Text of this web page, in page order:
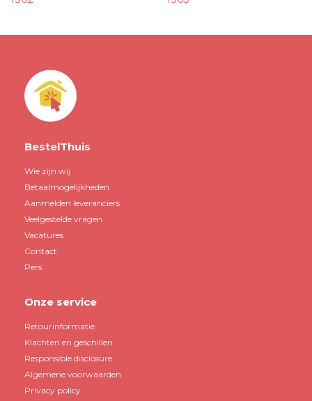
BestelThuis
Wie zijn wij
Betaalmogelijkheden
Aanmelden leveranciers
Veelgestelde vragen
Vacatures
Contact
Pers
Onze service
Retourinformatie
Klachten en geschillen
Responsible disclosure
Algemene voorwaarden
Privacy policy